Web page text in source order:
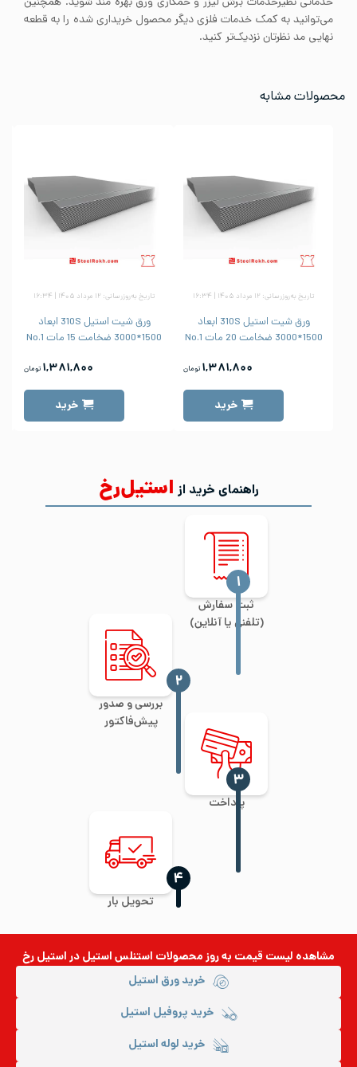
می‌توانید به کمک خدمات فلزی دیگر محصول خریداری شده را به قطعه
نهایی مد نظرتان نزدیک‌تر کنید.
محصولات مشابه
تاریخ به‌روزرسانی: ۱۲ مرداد ۱۴۰۵ | ۱۶:۳۴
ورق شیت استیل 310S ابعاد
1500*3000 ضخامت 20 مات No.1
۱,۳۸۱,۸۰۰ تومان
خرید
تاریخ به‌روزرسانی: ۱۲ مرداد ۱۴۰۵ | ۱۶:۳۴
ورق شیت استیل 310S ابعاد
1500*3000 ضخامت 15 مات No.1
۱,۳۸۱,۸۰۰ تومان
خرید
راهنمای خرید از استیل‌رخ
ثبت سفارش
(تلفنی یا آنلاین)
‍۱
بررسی و صدور
پیش‌فاکتور
‍۲
پرداخت
‍۳
تحویل بار
‍۴
مشاهده لیست قیمت به روزمحصولات استنلس استیلدر استیل رخ
خرید ورق استیل
خرید پروفیل استیل
خرید لوله استیل